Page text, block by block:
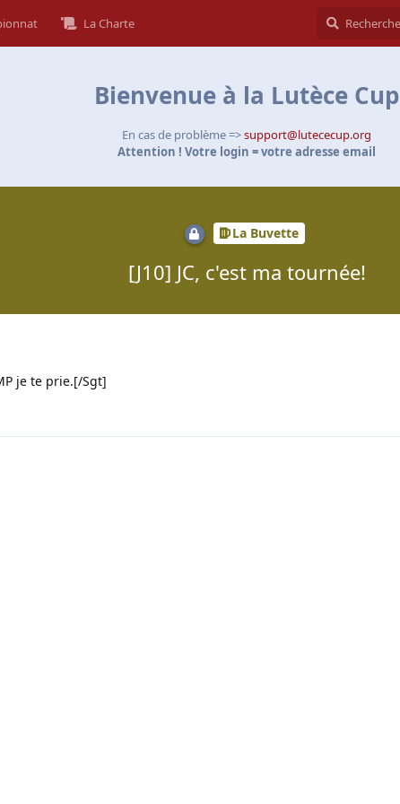
La Charte
Bienvenue à la Lutèce Cup
En cas de problème =>support@lutececup.org
Attention ! Votre login = votre adresse email
La Buvette
[J10] JC, c'est ma tournée!
je te prie.[/Sgt]